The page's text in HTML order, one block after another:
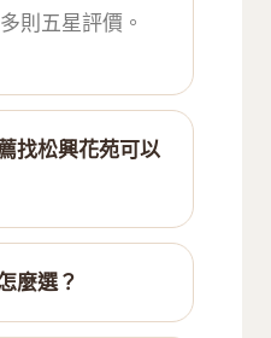
則五星評價。
找松興花苑可以
麼選？